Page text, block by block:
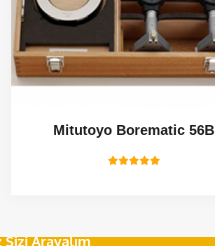
Mitutoyo Borematic 56B
Sizi Arayalım